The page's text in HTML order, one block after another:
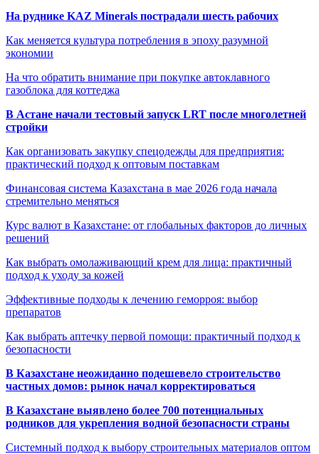
На руднике KAZ Minerals пострадали шесть рабочих
Как меняется культура потребления в эпоху разумной
экономии
На что обратить внимание при покупке автоклавного
газоблока для коттеджа
В Астане начали тестовый запуск LRT после многолетней
стройки
Как организовать закупку спецодежды для предприятия:
практический подход к оптовым поставкам
Финансовая система Казахстана в мае 2026 года начала
стремительно меняться
Курс валют в Казахстане: от глобальных факторов до личных
решений
Как выбрать омолаживающий крем для лица: практичный
подход к уходу за кожей
Эффективные подходы к лечению геморроя: выбор
препаратов
Как выбрать аптечку первой помощи: практичный подход к
безопасности
В Казахстане неожиданно подешевело строительство
частных домов: рынок начал корректироваться
В Казахстане выявлено более 700 потенциальных
родников для укрепления водной безопасности страны
Системный подход к выбору строительных материалов оптом